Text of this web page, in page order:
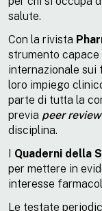
salute.
Con la rivista
strumento
internazionale sui
loro impiego
parte di tutta la
previa peer review
disciplina.
Quaderni della
per mettere in
interesse
Le testate